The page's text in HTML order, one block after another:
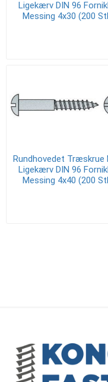
Ligekærv DIN 96
Messing 4x30 (200
Rundhovedet Træskrue
Ligekærv DIN 96
Messing 4x40 (200